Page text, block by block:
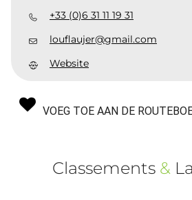
+33 (0)6 31 11 19 31
louflaujer@gmail.com
Website
VOEG TOE AAN DE
Classements &